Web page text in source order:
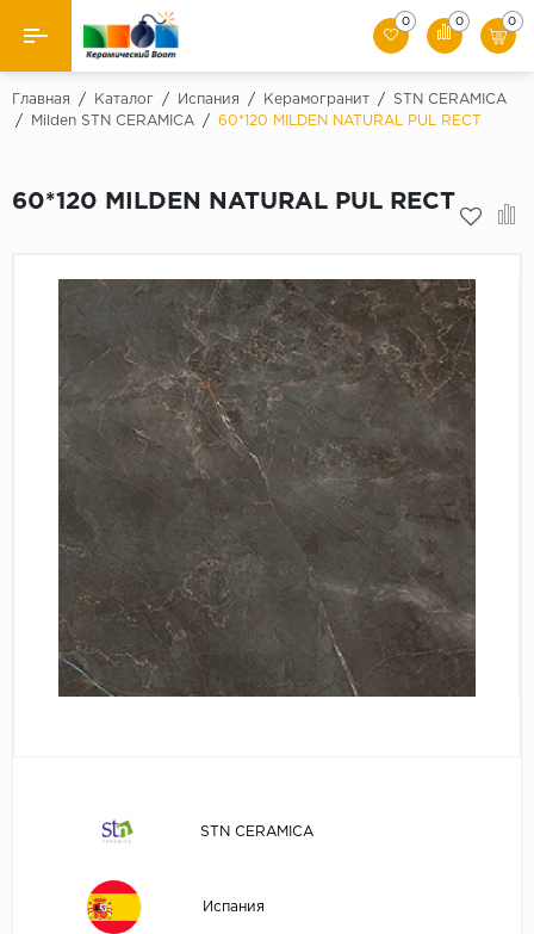
Назад
Керамическая плитка
Мозаики
Искусственный камень
0 0 0
Главная / Каталог / Испания / Керамогранит /
STN CERAMICA
/
Milden STN CERAMICA / 60*120 MILDEN NATURAL PUL RECT
60*120 MILDEN NATURAL PUL RECT
STN CERAMICA
Испания